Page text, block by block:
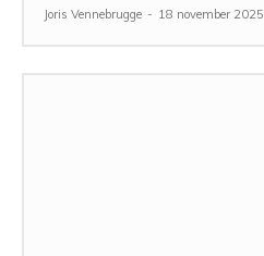
Joris Vennebrugge - 18 november 2025